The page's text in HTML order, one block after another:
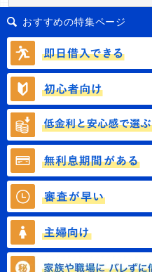
おすすめの特集ページ